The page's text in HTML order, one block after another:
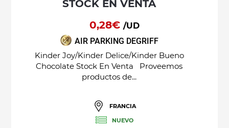
STOCK EN VENTA
0,28€ /UD
AIR PARKING DEGRIFF
Kinder Joy/Kinder Delice/Kinder Bueno
Chocolate Stock En Venta Proveemos
productos de...
FRANCIA
NUEVO